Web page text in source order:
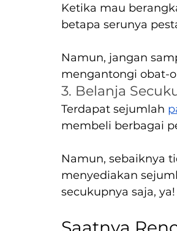
Ketika mau
betapa serunya
Namun, jangan
mengantongi obat-
3. Belanja
Terdapat sejumlah
membeli berbagai
Namun, sebaiknya
menyediakan
secukupnya saja, ya!